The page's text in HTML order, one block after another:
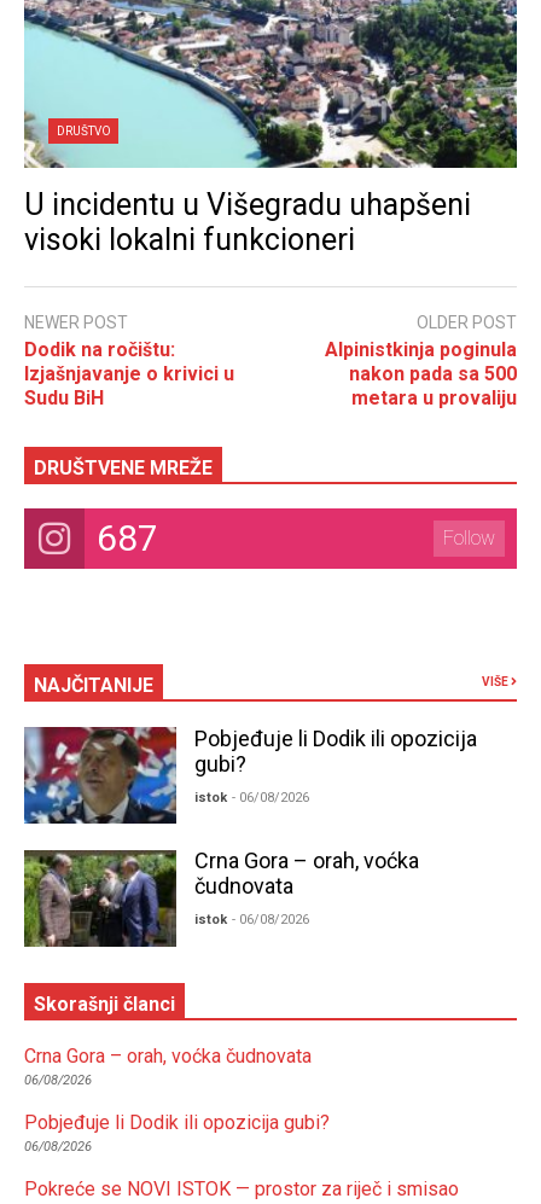
DRUŠTVO
U incidentu u Višegradu uhapšeni
visoki lokalni funkcioneri
NEWER POST
Dodik na ročištu:
Izjašnjavanje o krivici u
Sudu BiH
OLDER POST
Alpinistkinja poginula
nakon pada sa 500
metara u provaliju
DRUŠTVENE MREŽE
687 Follow
NAJČITANIJE VIŠE
Pobjeđuje li Dodik ili opozicija
gubi?
istok - 06/08/2026
Crna Gora – orah, voćka
čudnovata
istok - 06/08/2026
Skorašnji članci
Crna Gora – orah, voćka čudnovata
06/08/2026
Pobjeđuje li Dodik ili opozicija gubi?
06/08/2026
Pokreće se NOVI ISTOK — prostor za riječ i smisao